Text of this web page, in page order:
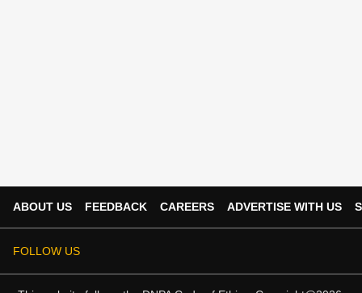
ABOUT US FEEDBACK CAREERS ADVERTISE WITH US
FOLLOW US